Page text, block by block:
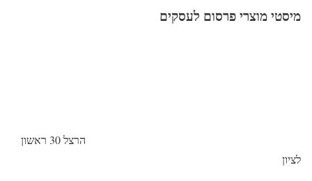
מיסטי מוצרי פרסום לעסקים
הרצל 30 ראשון
לציון